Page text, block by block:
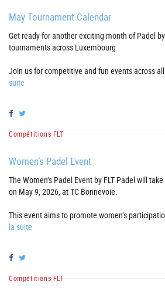
May Tournament Calendar
Get ready for another exciting month of Padel
tournaments across Luxembourg
Join us for competitive and fun events across
suite
Compétitions FLT
Women’s Padel Event
The Women’s Padel Event by FLT Padel will
on May 9, 2026, at TC Bonnevoie.
This event aims to promote women’s
la suite
Compétitions FLT